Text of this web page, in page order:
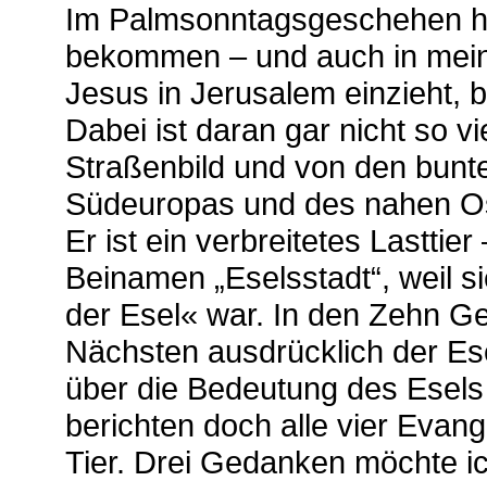
Im Palmsonntagsgeschehen
bekommen – und auch in
Jesus in Jerusalem einzieht,
Dabei ist daran gar nicht so
Straßenbild und von den
Südeuropas und des nahen
Er ist ein verbreitetes
Beinamen „Eselsstadt“, weil
der Esel« war. In den Zehn
Nächsten ausdrücklich der
über die Bedeutung des
berichten doch alle vier
Tier. Drei Gedanken möchte